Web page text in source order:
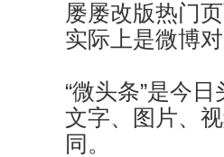
屡屡改版热门
实际上是微博
“微头条”是今
文字、图片、
同。